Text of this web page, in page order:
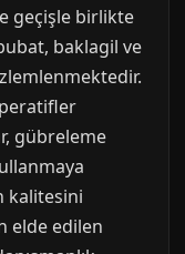
geçişle birlikte
baklagil ve
gübreleme
kalitesini
elde edilen